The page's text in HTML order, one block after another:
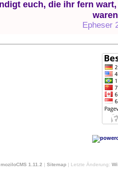
moziloCMS 1.11.2 | Sitemap | Letzte Änderung: